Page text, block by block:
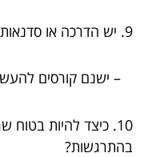
9. יש הדרכה או סדנאות בנושא?
– ישנם קורסים
10. כיצד להיות בטוח
בהתרגשות?